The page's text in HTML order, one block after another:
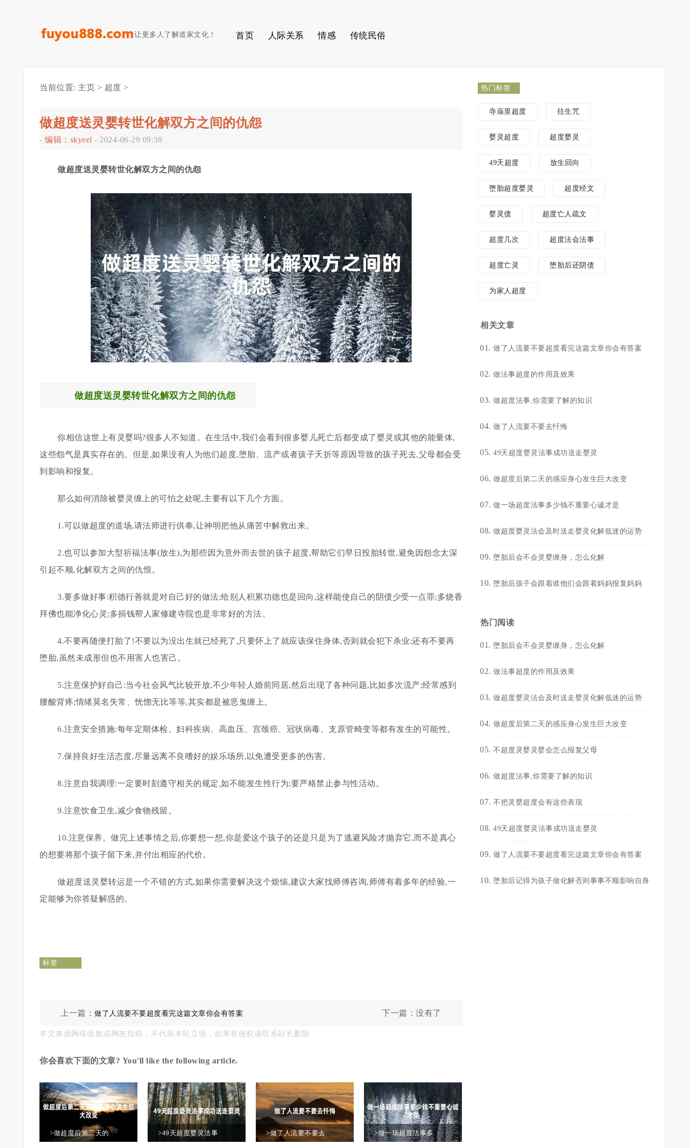
让更多人了解道家文化！ 首页 人际关系 情感 传统民俗
当前位置: 主页 > 超度 >
做超度送灵婴转世化解双方之间的仇怨
- 编辑：skyeel - 2024-06-29 09:38
做超度送灵婴转世化解双方之间的仇怨
做超度送灵婴转世化解双方之间的仇怨
你相信这世上有灵婴吗?很多人不知道。在生活中,我们会看到很多婴儿死亡后都变成了婴灵或其他的能量体,
这些怨气是真实存在的。但是,如果没有人为他们超度,堕胎、流产或者孩子夭折等原因导致的孩子死去,父母都会受
到影响和报复。
那么如何消除被婴灵缠上的可怕之处呢,主要有以下几个方面。
1.可以做超度的道场,请法师进行供奉,让神明把他从痛苦中解救出来。
2.也可以参加大型祈福法事(放生),为那些因为意外而去世的孩子超度,帮助它们早日投胎转世,避免因怨念太深
引起不顺,化解双方之间的仇恨。
3.要多做好事:积德行善就是对自己好的做法;给别人积累功德也是回向,这样能使自己的阴债少受一点罪;多烧香
拜佛也能净化心灵;多捐钱帮人家修建寺院也是非常好的方法。
4.不要再随便打胎了!不要以为没出生就已经死了,只要怀上了就应该保住身体,否则就会犯下杀业;还有不要再
堕胎,虽然未成形但也不用害人也害己。
5.注意保护好自己:当今社会风气比较开放,不少年轻人婚前同居,然后出现了各种问题,比如多次流产;经常感到
腰酸背疼;情绪莫名失常、恍惚无比等等,其实都是被恶鬼缠上。
6.注意安全措施:每年定期体检、妇科疾病、高血压、宫颈癌、冠状病毒、支原管畸变等都有发生的可能性。
7.保持良好生活态度,尽量远离不良嗜好的娱乐场所,以免遭受更多的伤害。
8.注意自我调理:一定要时刻遵守相关的规定,如不能发生性行为;要严格禁止参与性活动。
9.注意饮食卫生,减少食物残留。
10.注意保养。做完上述事情之后,你要想一想,你是爱这个孩子的还是只是为了逃避风险才抛弃它,而不是真心
的想要将那个孩子留下来,并付出相应的代价。
做超度送灵婴转运是一个不错的方式,如果你需要解决这个烦恼,建议大家找师傅咨询,师傅有着多年的经验,一
定能够为你答疑解惑的。
标签
上一篇：做了人流要不要超度看完这篇文章你会有答案 下一篇：没有了
本文来源网络收集或网友投稿，不代表本站立场，如果有侵权请联系站长删除
你会喜欢下面的文章? You'll like the following article.
>做超度后第二天的 >49天超度婴灵法事 >做了人流要不要去 >做一场超度法事多
热门标签
寺庙里超度 往生咒
婴灵超度 超度婴灵
49天超度 放生回向
堕胎超度婴灵 超度经文
婴灵债 超度亡人疏文
超度几次 超度法会法事
超度亡灵 堕胎后还阴债
为家人超度
相关文章
做了人流要不要超度看完这篇文章你会有答案
做法事超度的作用及效果
做超度法事,你需要了解的知识
做了人流要不要去忏悔
49天超度婴灵法事成功送走婴灵
做超度后第二天的感应身心发生巨大改变
做一场超度法事多少钱不重要心诚才是
做超度婴灵法会及时送走婴灵化解低迷的运势
堕胎后会不会灵婴缠身，怎么化解
堕胎后孩子会跟着谁他们会跟着妈妈报复妈妈
热门阅读
堕胎后会不会灵婴缠身，怎么化解
做法事超度的作用及效果
做超度婴灵法会及时送走婴灵化解低迷的运势
做超度后第二天的感应身心发生巨大改变
不超度灵婴灵婴会怎么报复父母
做超度法事,你需要了解的知识
不把灵婴超度会有这些表现
49天超度婴灵法事成功送走婴灵
做了人流要不要超度看完这篇文章你会有答案
堕胎后记得为孩子做化解否则事事不顺影响自身